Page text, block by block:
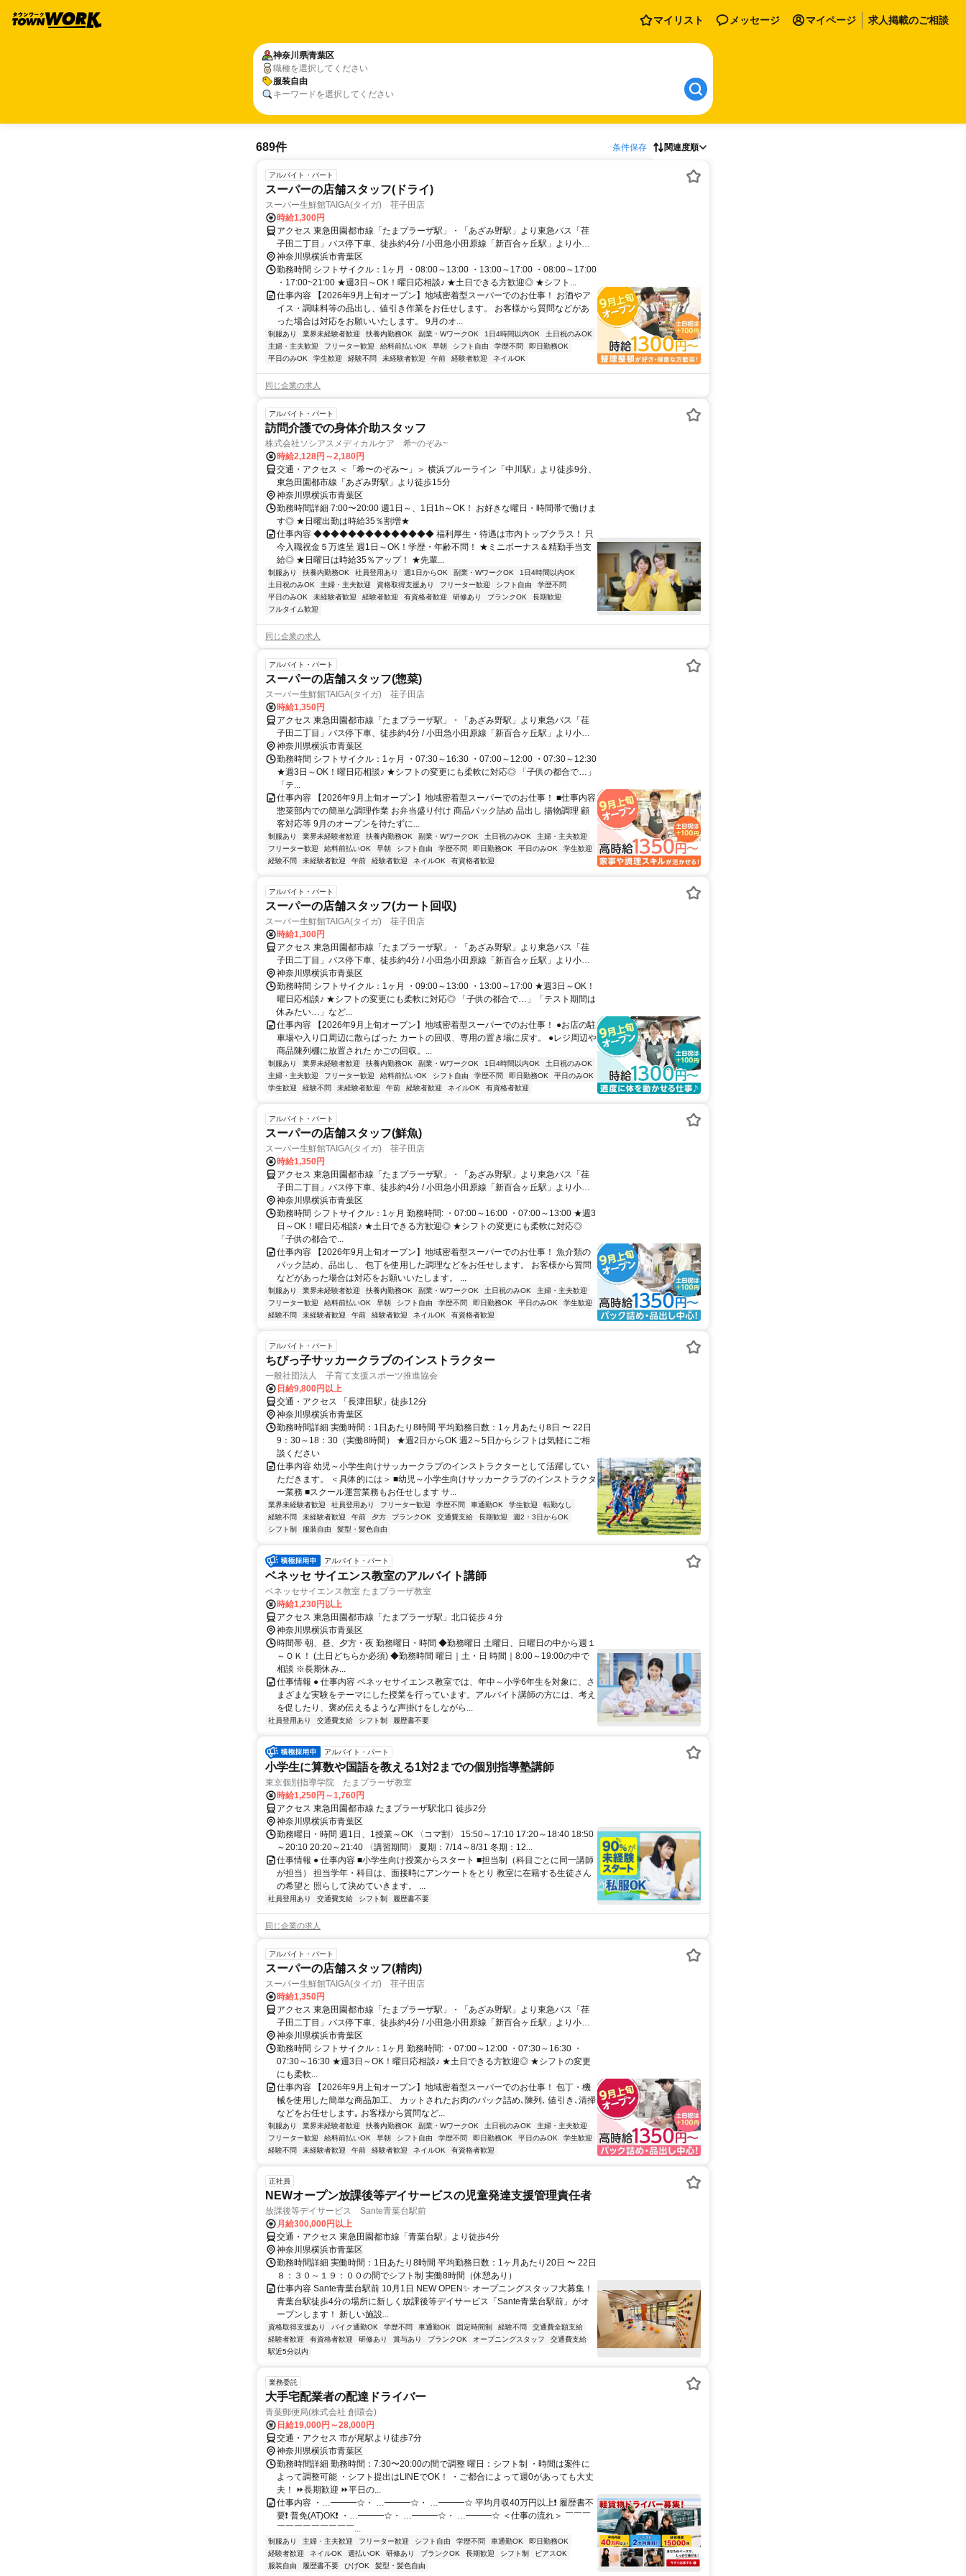
マイリスト メッセージ マイページ 求人掲載のご相談
神奈川県青葉区
職種を選択してください
服装自由
キーワードを選択してください
689件 条件保存 関連度順
アルバイト・パート
スーパーの店舗スタッフ(ドライ)
スーパー生鮮館TAIGA(タイガ) 荏子田店
時給1,300円
アクセス 東急田園都市線「たまプラーザ駅」・「あざみ野駅」より東急バス「荏
子田二丁目」バス停下車、徒歩約4分 / 小田急小田原線「新百合ヶ丘駅」より小田
急バス「あざみ野ガーデンズ」バス停下車徒歩10分
神奈川県横浜市青葉区
勤務時間 シフトサイクル：1ヶ月 ・08:00～13:00 ・13:00～17:00 ・08:00～17:00
・17:00~21:00 ★週3日～OK！曜日応相談♪ ★土日できる方歓迎◎ ★シフト...
仕事内容 【2026年9月上旬オープン】地域密着型スーパーでのお仕事！ お酒やア
イス・調味料等の品出し、値引き作業をお任せします。 お客様から質問などがあ
った場合は対応をお願いいたします。 9月のオ...
制服あり 業界未経験者歓迎 扶養内勤務OK 副業・WワークOK 1日4時間以内OK
土日祝のみOK
主婦・主夫歓迎
フリーター歓迎 給料前払いOK 早朝 シフト自由 学歴不問
即日勤務OK
平日のみOK
学生歓迎 経験不問 未経験者歓迎 午前 経験者歓迎 ネイルOK
同じ企業の求人
アルバイト・パート
訪問介護での身体介助スタッフ
株式会社ソシアスメディカルケア 希~のぞみ~
時給2,128円～2,180円
交通・アクセス ＜「希〜のぞみ〜」＞ 横浜ブルーライン「中川駅」より徒歩9分、
東急田園都市線「あざみ野駅」より徒歩15分
神奈川県横浜市青葉区
勤務時間詳細 7:00〜20:00 週1日～、1日1h～OK！ お好きな曜日・時間帯で働けま
す◎ ★日曜出勤は時給35％割増★
仕事内容 ◆◆◆◆◆◆◆◆◆◆◆◆◆◆ 福利厚生・待遇は市内トップクラス！ 只
今入職祝金５万進呈 週1日～OK！学歴・年齢不問！ ★ミニボーナス＆精勤手当支
給◎ ★日曜日は時給35％アップ！ ★先輩...
制服あり 扶養内勤務OK 社員登用あり 週1日からOK 副業・WワークOK
1日4時間以内OK
土日祝のみOK
主婦・主夫歓迎 資格取得支援あり フリーター歓迎 シフト自由
学歴不問
平日のみOK
未経験者歓迎 経験者歓迎 有資格者歓迎 研修あり ブランクOK
長期歓迎
フルタイム歓迎
同じ企業の求人
アルバイト・パート
スーパーの店舗スタッフ(惣菜)
スーパー生鮮館TAIGA(タイガ) 荏子田店
時給1,350円
アクセス 東急田園都市線「たまプラーザ駅」・「あざみ野駅」より東急バス「荏
子田二丁目」バス停下車、徒歩約4分 / 小田急小田原線「新百合ヶ丘駅」より小田
急バス「あざみ野ガーデンズ」バス停下車徒歩10分
神奈川県横浜市青葉区
勤務時間 シフトサイクル：1ヶ月 ・07:30～16:30 ・07:00～12:00 ・07:30～12:30
★週3日～OK！曜日応相談♪ ★シフトの変更にも柔軟に対応◎ 「子供の都合で…」
「テ...
仕事内容 【2026年9月上旬オープン】地域密着型スーパーでのお仕事！ ■仕事内容
惣菜部内での簡単な調理作業 お弁当盛り付け 商品パック詰め 品出し 揚物調理 顧
客対応等 9月のオープンを待たずに...
制服あり 業界未経験者歓迎 扶養内勤務OK 副業・WワークOK 土日祝のみOK
主婦・主夫歓迎
フリーター歓迎
給料前払いOK 早朝 シフト自由 学歴不問 即日勤務OK 平日のみOK
学生歓迎
経験不問
未経験者歓迎 午前 経験者歓迎 ネイルOK 有資格者歓迎
アルバイト・パート
スーパーの店舗スタッフ(カート回収)
スーパー生鮮館TAIGA(タイガ) 荏子田店
時給1,300円
アクセス 東急田園都市線「たまプラーザ駅」・「あざみ野駅」より東急バス「荏
子田二丁目」バス停下車、徒歩約4分 / 小田急小田原線「新百合ヶ丘駅」より小田
急バス「あざみ野ガーデンズ」バス停下車徒歩10分
神奈川県横浜市青葉区
勤務時間 シフトサイクル：1ヶ月 ・09:00～13:00 ・13:00～17:00 ★週3日～OK！
曜日応相談♪ ★シフトの変更にも柔軟に対応◎ 「子供の都合で…」「テスト期間は
休みたい…」など...
仕事内容 【2026年9月上旬オープン】地域密着型スーパーでのお仕事！ ●お店の駐
車場や入り口周辺に散らばった カートの回収、専用の置き場に戻す。 ●レジ周辺や
商品陳列棚に放置された かごの回収。...
制服あり 業界未経験者歓迎 扶養内勤務OK 副業・WワークOK 1日4時間以内OK
土日祝のみOK
主婦・主夫歓迎
フリーター歓迎 給料前払いOK シフト自由 学歴不問 即日勤務OK
平日のみOK
学生歓迎
経験不問 未経験者歓迎 午前 経験者歓迎 ネイルOK 有資格者歓迎
アルバイト・パート
スーパーの店舗スタッフ(鮮魚)
スーパー生鮮館TAIGA(タイガ) 荏子田店
時給1,350円
アクセス 東急田園都市線「たまプラーザ駅」・「あざみ野駅」より東急バス「荏
子田二丁目」バス停下車、徒歩約4分 / 小田急小田原線「新百合ヶ丘駅」より小田
急バス「あざみ野ガーデンズ」バス停下車徒歩10分
神奈川県横浜市青葉区
勤務時間 シフトサイクル：1ヶ月 勤務時間: ・07:00～16:00 ・07:00～13:00 ★週3
日～OK！曜日応相談♪ ★土日できる方歓迎◎ ★シフトの変更にも柔軟に対応◎
「子供の都合で...
仕事内容 【2026年9月上旬オープン】地域密着型スーパーでのお仕事！ 魚介類の
パック詰め、品出し、 包丁を使用した調理などをお任せします。 お客様から質問
などがあった場合は対応をお願いいたします。 ...
制服あり 業界未経験者歓迎 扶養内勤務OK 副業・WワークOK 土日祝のみOK
主婦・主夫歓迎
フリーター歓迎
給料前払いOK 早朝 シフト自由 学歴不問 即日勤務OK 平日のみOK
学生歓迎
経験不問
未経験者歓迎 午前 経験者歓迎 ネイルOK 有資格者歓迎
アルバイト・パート
ちびっ子サッカークラブのインストラクター
一般社団法人 子育て支援スポーツ推進協会
日給9,800円以上
交通・アクセス 「長津田駅」徒歩12分
神奈川県横浜市青葉区
勤務時間詳細 実働時間：1日あたり8時間 平均勤務日数：1ヶ月あたり8日 〜 22日
9：30～18：30（実働8時間） ★週2日からOK 週2～5日からシフトは気軽にご相
談ください
仕事内容 幼児～小学生向けサッカークラブのインストラクターとして活躍してい
ただきます。 ＜具体的には＞ ■幼児～小学生向けサッカークラブのインストラクタ
ー業務 ■スクール運営業務もお任せします サ...
業界未経験者歓迎 社員登用あり フリーター歓迎 学歴不問 車通勤OK 学生歓迎
転勤なし
経験不問
未経験者歓迎 午前 夕方 ブランクOK 交通費支給 長期歓迎
週2・3日からOK
シフト制
服装自由 髪型・髪色自由
アルバイト・パート
ベネッセ サイエンス教室のアルバイト講師
ベネッセサイエンス教室 たまプラーザ教室
時給1,230円以上
アクセス 東急田園都市線「たまプラーザ駅」北口徒歩４分
神奈川県横浜市青葉区
時間帯 朝、昼、夕方・夜 勤務曜日・時間 ◆勤務曜日 土曜日、日曜日の中から週１
～ＯＫ！ (土日どちらか必須) ◆勤務時間 曜日｜土・日 時間｜8:00～19:00の中で
相談 ※長期休み...
仕事情報 ● 仕事内容 ベネッセサイエンス教室では、年中～小学6年生を対象に、さ
まざまな実験をテーマにした授業を行っています。アルバイト講師の方には、考え
を促したり、褒め伝えるような声掛けをしながら...
社員登用あり 交通費支給 シフト制 履歴書不要
アルバイト・パート
小学生に算数や国語を教える1対2までの個別指導塾講師
東京個別指導学院 たまプラーザ教室
時給1,250円～1,760円
アクセス 東急田園都市線 たまプラーザ駅北口 徒歩2分
神奈川県横浜市青葉区
勤務曜日・時間 週1日、1授業～OK 〈コマ割〉 15:50～17:10 17:20～18:40 18:50
～20:10 20:20～21:40 〈講習期間〉 夏期：7/14～8/31 冬期：12...
仕事情報 ● 仕事内容 ■小学生向け授業からスタート ■担当制（科目ごとに同一講師
が担当） 担当学年・科目は、面接時にアンケートをとり 教室に在籍する生徒さん
の希望と 照らして決めていきます。 ...
社員登用あり 交通費支給 シフト制 履歴書不要
同じ企業の求人
アルバイト・パート
スーパーの店舗スタッフ(精肉)
スーパー生鮮館TAIGA(タイガ) 荏子田店
時給1,350円
アクセス 東急田園都市線「たまプラーザ駅」・「あざみ野駅」より東急バス「荏
子田二丁目」バス停下車、徒歩約4分 / 小田急小田原線「新百合ヶ丘駅」より小田
急バス「あざみ野ガーデンズ」バス停下車徒歩10分
神奈川県横浜市青葉区
勤務時間 シフトサイクル：1ヶ月 勤務時間: ・07:00～12:00 ・07:30～16:30 ・
07:30～16:30 ★週3日～OK！曜日応相談♪ ★土日できる方歓迎◎ ★シフトの変更
にも柔軟...
仕事内容 【2026年9月上旬オープン】地域密着型スーパーでのお仕事！ 包丁・機
械を使用した簡単な商品加工、 カットされたお肉のパック詰め､陳列､ 値引き､清掃
などをお任せします｡ お客様から質問など...
制服あり 業界未経験者歓迎 扶養内勤務OK 副業・WワークOK 土日祝のみOK
主婦・主夫歓迎
フリーター歓迎
給料前払いOK 早朝 シフト自由 学歴不問 即日勤務OK 平日のみOK
学生歓迎
経験不問
未経験者歓迎 午前 経験者歓迎 ネイルOK 有資格者歓迎
正社員
NEWオープン放課後等デイサービスの児童発達支援管理責任者
放課後等デイサービス Sante青葉台駅前
月給300,000円以上
交通・アクセス 東急田園都市線「青葉台駅」より徒歩4分
神奈川県横浜市青葉区
勤務時間詳細 実働時間：1日あたり8時間 平均勤務日数：1ヶ月あたり20日 〜 22日
８：３０～１９：００の間でシフト制 実働8時間（休憩あり）
仕事内容 Sante青葉台駅前 10月1日 NEW OPEN✨ オープニングスタッフ大募集！
青葉台駅徒歩4分の場所に新しく放課後等デイサービス「Sante青葉台駅前」がオ
ープンします！ 新しい施設...
資格取得支援あり バイク通勤OK 学歴不問 車通勤OK 固定時間制 経験不問
交通費全額支給
経験者歓迎
有資格者歓迎 研修あり 賞与あり ブランクOK オープニングスタッフ
交通費支給
駅近5分以内
業務委託
大手宅配業者の配達ドライバー
青葉郵便局(株式会社 創環会)
日給19,000円～28,000円
交通・アクセス 市が尾駅より徒歩7分
神奈川県横浜市青葉区
勤務時間詳細 勤務時間：7:30〜20:00の間で調整 曜日：シフト制 ・時間は案件に
よって調整可能 ・シフト提出はLINEでOK！ ・ご都合によって週0があっても大丈
夫！ ⏩長期歓迎 ⏩平日の...
仕事内容 ・…━━━☆・ …━━━☆・ …━━━☆ 平均月収40万円以上❗ 履歴書不
要❗ 普免(AT)OK❗ ・…━━━☆・ …━━━☆・ …━━━☆ ＜仕事の流れ＞ ￣￣￣
￣￣￣￣￣￣￣￣￣...
制服あり 主婦・主夫歓迎 フリーター歓迎 シフト自由 学歴不問 車通勤OK
即日勤務OK
経験者歓迎
ネイルOK 週払いOK 研修あり ブランクOK 長期歓迎 シフト制
ピアスOK
服装自由
履歴書不要 ひげOK 髪型・髪色自由